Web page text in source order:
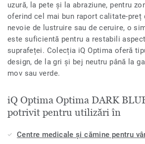
uzură, la pete și la abraziune, pentru
oferind cel mai bun raport calitate-preț
nevoie de lustruire sau de ceruire, o
este suficientă pentru a restabili
suprafeței. Colecția iQ Optima oferă
design, de la gri și bej neutru până la
mov sau verde.
iQ Optima Optima DARK
potrivit pentru utilizări în
Centre medicale și cămine pentru